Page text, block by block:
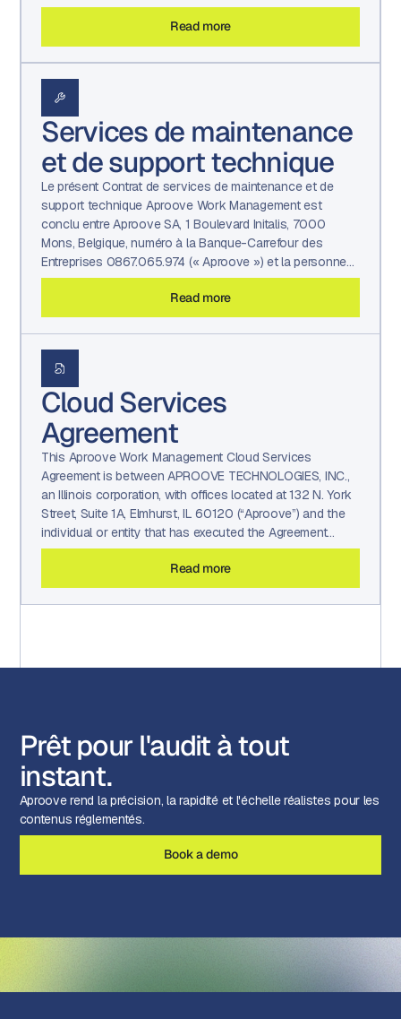
expresse de Votre Contrat de services, cette version de
l'Accord de traitement des données prend effet et
demeure en vigueur pendant toute la durée de Votre
Contrat de services.
Read more
Services de maintenance
et de support technique
Le présent Contrat de services de maintenance et de
support technique Aproove Work Management est
conclu entre Aproove SA, 1 Boulevard Initalis, 7000
Mons, Belgique, numéro à la Banque-Carrefour des
Entreprises 0867.065.974 (« Aproove ») et la personne
physique ou morale ayant signé le Contrat (« Vous »
et/ou « Client »). Le présent Contrat définit les conditions
générales régissant les commandes que Vous passez
pour des Services au titre du Contrat.
Read more
Cloud Services
Agreement
This Aproove Work Management Cloud Services
Agreement is between APROOVE TECHNOLOGIES, INC.,
an Illinois corporation, with offices located at 132 N. York
Street, Suite 1A, Elmhurst, IL 60120 (“Aproove”) and the
individual or entity that has executed the Agreement
(“You” and/or ‘Client”). This Agreement sets forth the
terms and conditions that govern orders placed by You
for Services under the Agreement.
Read more
Prêt pour l'audit à tout
instant.
Aproove rend la précision, la rapidité et l'échelle réalistes pour les
contenus réglementés.
Book a demo